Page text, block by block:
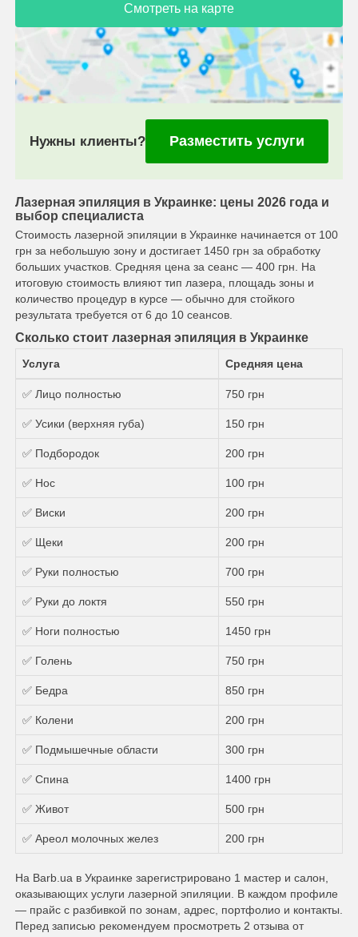
Смотреть на карте
Нужны клиенты? Разместить услуги
Лазерная эпиляция в Украинке: цены 2026 года и
выбор специалиста
Стоимость лазерной эпиляции в Украинке начинается от 100
грн за небольшую зону и достигает 1450 грн за обработку
больших участков. Средняя цена за сеанс — 400 грн. На
итоговую стоимость влияют тип лазера, площадь зоны и
количество процедур в курсе — обычно для стойкого
результата требуется от 6 до 10 сеансов.
Сколько стоит лазерная эпиляция в Украинке
Услуга Средняя цена
✅ Лицо полностью 750 грн
✅ Усики (верхняя губа) 150 грн
✅ Подбородок 200 грн
✅ Нос 100 грн
✅ Виски 200 грн
✅ Щеки 200 грн
✅ Руки полностью 700 грн
✅ Руки до локтя 550 грн
✅ Ноги полностью 1450 грн
✅ Голень 750 грн
✅ Бедра 850 грн
✅ Колени 200 грн
✅ Подмышечные области 300 грн
✅ Спина 1400 грн
✅ Живот 500 грн
✅ Ареол молочных желез 200 грн
На Barb.ua в Украинке зарегистрировано 1 мастер и салон,
оказывающих услуги лазерной эпиляции. В каждом профиле
— прайс с разбивкой по зонам, адрес, портфолио и контакты.
Перед записью рекомендуем просмотреть 2 отзыва от